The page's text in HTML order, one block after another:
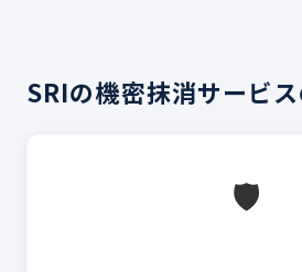
SRIの機密抹消サービ
🛡